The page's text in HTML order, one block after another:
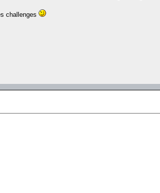
challenges